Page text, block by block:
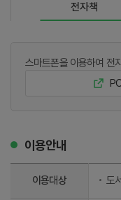
전자책
스마트폰을 이용하여 전
이용안내
이용대상 도